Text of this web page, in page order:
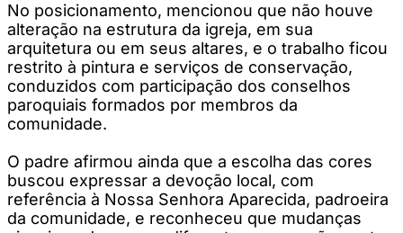
No posicionamento, mencionou que não houve
alteração na estrutura da igreja, em sua
arquitetura ou em seus altares, e o trabalho ficou
restrito à pintura e serviços de conservação,
conduzidos com participação dos conselhos
paroquiais formados por membros da
comunidade.
O padre afirmou ainda que a escolha das cores
buscou expressar a devoção local, com
referência à Nossa Senhora Aparecida, padroeira
da comunidade, e reconheceu que mudanças